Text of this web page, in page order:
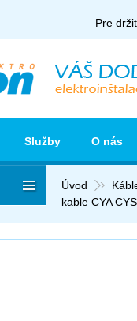
Pre
Úvod
kable CYA
Služby O nás